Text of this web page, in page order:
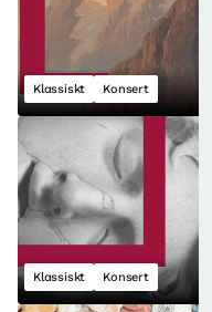
Klassiskt Konsert
Klassiskt Konsert